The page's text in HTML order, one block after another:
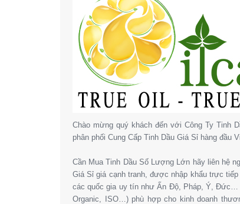
Chào mừng quý khách đến với Công Ty Tinh
phân phối Cung Cấp Tinh Dầu Giá Sỉ hàng đầu
Cần Mua Tinh Dầu Số Lượng Lớn hãy liên hệ
Giá Sỉ giá cạnh tranh, được nhập khẩu trực
các quốc gia uy tín như Ấn Độ, Pháp, Ý, Đức…
Organic, ISO…) phù hợp cho kinh doanh